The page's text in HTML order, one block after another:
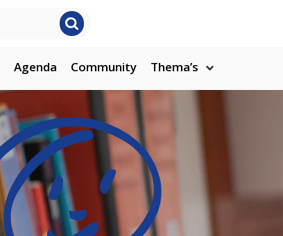
Agenda Community Thema’s